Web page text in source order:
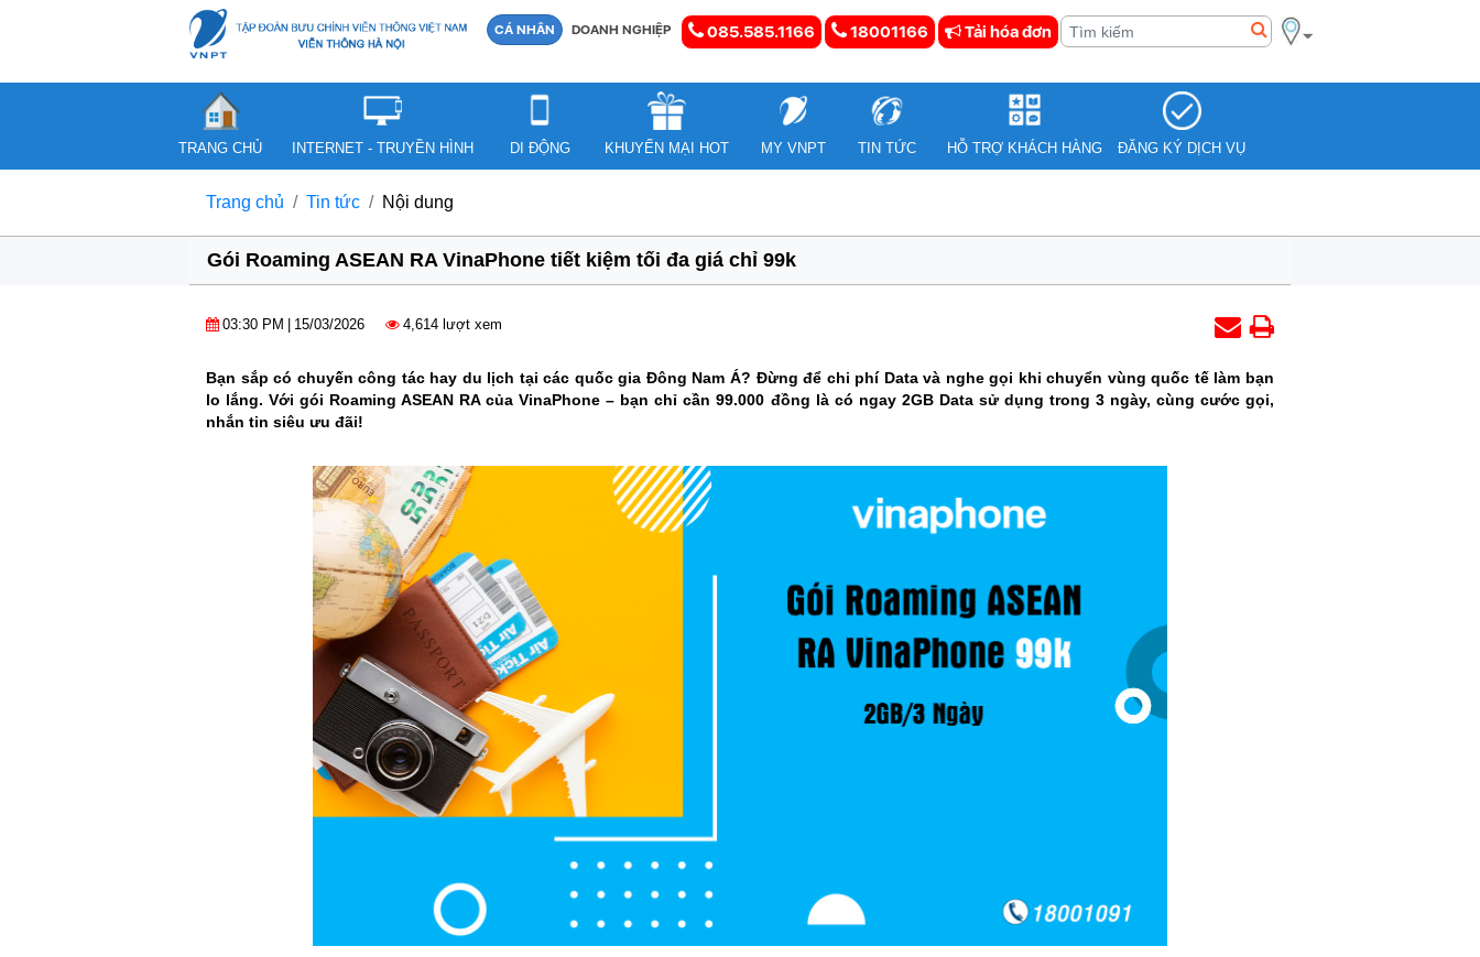
CÁ NHÂN DOANH NGHIỆP 085.585.1166 18001166 Tải hóa đơn
TRANG CHỦ INTERNET - TRUYỀN HÌNH DI ĐỘNG KHUYẾN MẠI HOT MY VNPT TIN TỨC HỖ TRỢ KHÁCH HÀNG ĐĂNG KÝ DỊCH VỤ
Trang chủ Tin tức Nội dung
Gói Roaming ASEAN RA VinaPhone tiết kiệm tối đa giá chỉ 99k
03:30 PM 15/03/2026 4,614 lượt xem
Bạn sắp có chuyến công tác hay du lịch tại các quốc gia Đông Nam Á? Đừng để chi phí Data và nghe gọi khi chuyển vùng quốc tế làm bạn
lo lắng. Với gói Roaming ASEAN RA của VinaPhone – bạn chỉ cần 99.000 đồng là có ngay 2GB Data sử dụng trong 3 ngày, cùng cước gọi,
nhắn tin siêu ưu đãi!